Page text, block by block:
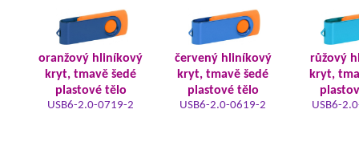
oranžový hliníkový
kryt, tmavě šedé
plastové tělo
USB6-2.0-0719-2
červený hliníkový
kryt, tmavě šedé
plastové tělo
USB6-2.0-0619-2
růžový
kryt,
USB6-